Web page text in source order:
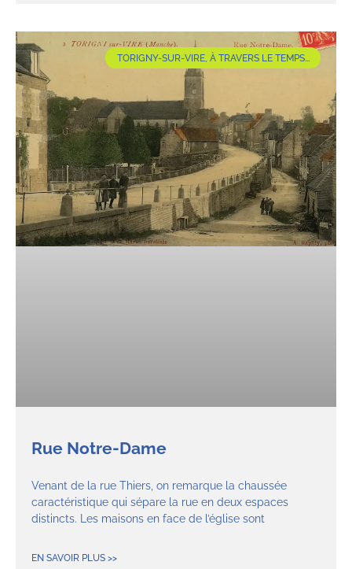
TORIGNY-SUR-VIRE, À TRAVERS LE TEMPS...
Rue Notre-Dame
Venant de la rue Thiers, on remarque la chaussée
caractéristique qui sépare la rue en deux espaces
distincts. Les maisons en face de l’église sont
EN SAVOIR PLUS >>